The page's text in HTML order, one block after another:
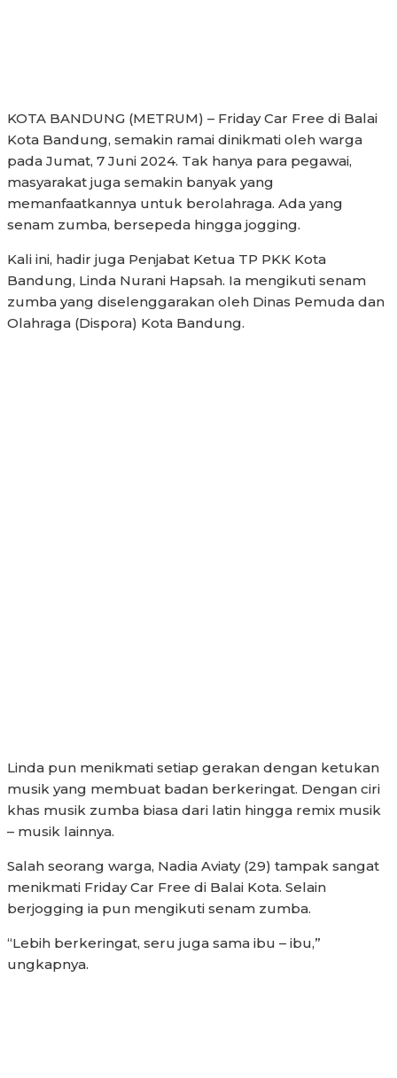
KOTA BANDUNG (METRUM) – Friday Car Free di Balai
Kota Bandung, semakin ramai dinikmati oleh warga
pada Jumat, 7 Juni 2024. Tak hanya para pegawai,
masyarakat juga semakin banyak yang
memanfaatkannya untuk berolahraga. Ada yang
senam zumba, bersepeda hingga jogging.
Kali ini, hadir juga Penjabat Ketua TP PKK Kota
Bandung, Linda Nurani Hapsah. Ia mengikuti senam
zumba yang diselenggarakan oleh Dinas Pemuda dan
Olahraga (Dispora) Kota Bandung.
Linda pun menikmati setiap gerakan dengan ketukan
musik yang membuat badan berkeringat. Dengan ciri
khas musik zumba biasa dari latin hingga remix musik
– musik lainnya.
Salah seorang warga, Nadia Aviaty (29) tampak sangat
menikmati Friday Car Free di Balai Kota. Selain
berjogging ia pun mengikuti senam zumba.
“Lebih berkeringat, seru juga sama ibu – ibu,”
ungkapnya.